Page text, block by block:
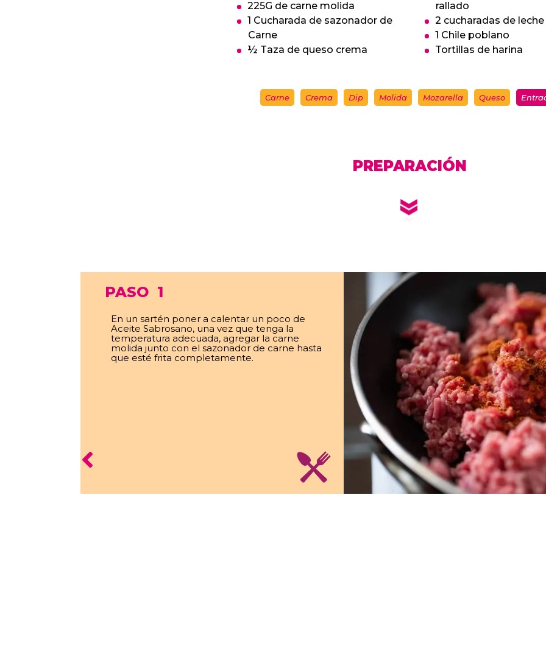
225G de carne molida
1 Cucharada de sazonador de
Carne
½ Taza de queso crema
rallado
2 cucharadas de leche
1 Chile poblano
Tortillas de harina
Carne Crema Dip Molida Mozarella Queso
PREPARACIÓN
PASO 1
En un sartén poner a calentar un poco de
Aceite Sabrosano, una vez que tenga la
temperatura adecuada, agregar la carne
molida junto con el sazonador de carne hasta
que esté frita completamente.